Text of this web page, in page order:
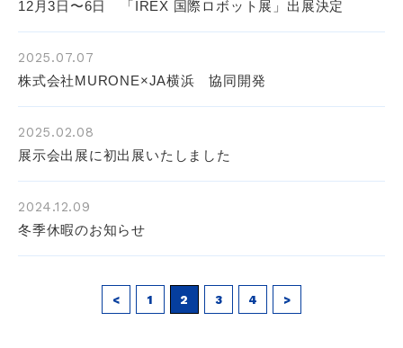
12月3日〜6日 「IREX 国際ロボット展」出展決定
2025.07.07
株式会社MURONE×JA横浜 協同開発
2025.02.08
展示会出展に初出展いたしました
2024.12.09
冬季休暇のお知らせ
< 1 2 3 4 >